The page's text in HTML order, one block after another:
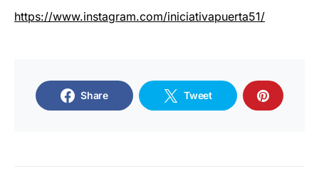
https://www.instagram.com/iniciativapuerta51/
Share Tweet